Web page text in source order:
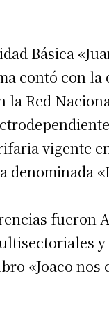
Básica
contó con la
Red
vigente
denominada
fueron
«Joaco nos